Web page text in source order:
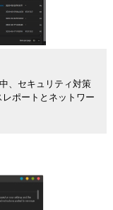
、セキュリティ対策
ポートとネットワー